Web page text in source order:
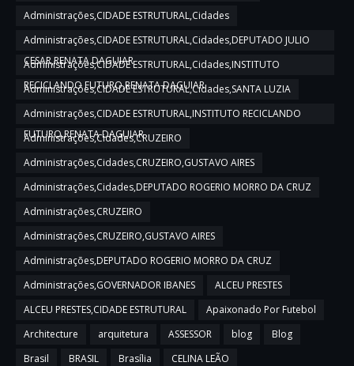
Administrações,CIDADE ESTRUTURAL,Cidades
Administrações,CIDADE ESTRUTURAL,Cidades,DEPUTADO JULIO
CESAR,RENATA DAGUIAR
Administrações,CIDADE ESTRUTURAL,Cidades,INSTITUTO
RECICLANDO FUTURO,RENATA DAGUIAR
Administrações,CIDADE ESTRUTURAL,Cidades,SANTA LUZIA
Administrações,CIDADE ESTRUTURAL,INSTITUTO RECICLANDO
FUTURO,RENATA DAGUIAR
Administrações,Cidades,CRUZEIRO
Administrações,Cidades,CRUZEIRO,GUSTAVO AIRES
Administrações,Cidades,DEPUTADO ROGERIO MORRO DA CRUZ
Administrações,CRUZEIRO
Administrações,CRUZEIRO,GUSTAVO AIRES
Administrações,DEPUTADO ROGERIO MORRO DA CRUZ
Administrações,GOVERNADOR IBANES
ALCEU PRESTES
ALCEU PRESTES,CIDADE ESTRUTURAL
Apaixonado Por Futebol
Architecture
arquitetura ASSESSOR blog
Blog
Brasil
BRASIL Brasília
CELINA LEÃO